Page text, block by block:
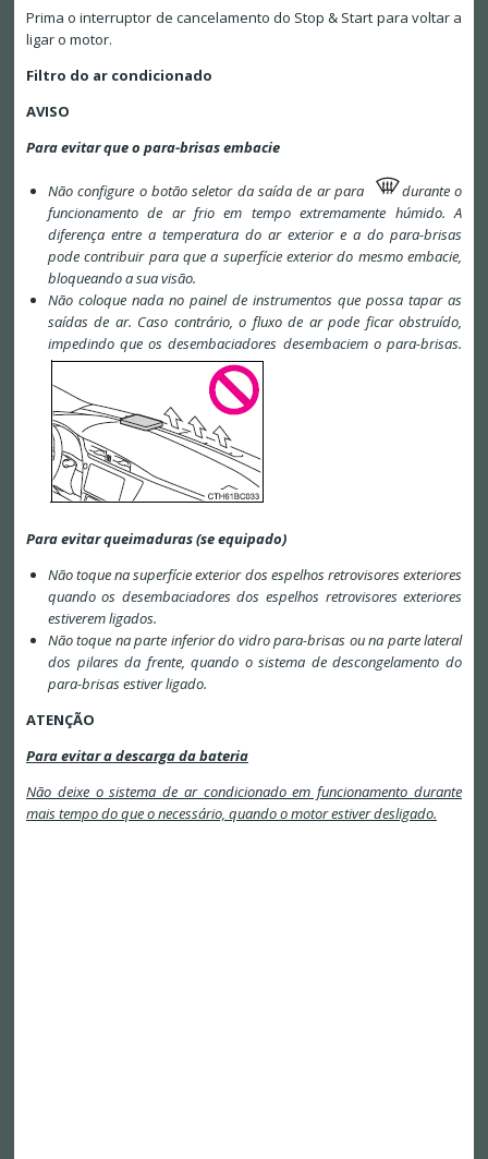
Prima o interruptor de cancelamento do Stop & Start para voltar a
ligar o motor.
Filtro do ar condicionado
AVISO
Para evitar que o para-brisas embacie
Não configure o botão seletor da saída de ar para
durante o
funcionamento de ar frio em tempo extremamente húmido. A
diferença entre a temperatura do ar exterior e a do para-brisas
pode contribuir para que a superfície exterior do mesmo embacie,
bloqueando a sua visão.
Não coloque nada no painel de instrumentos que possa tapar as
saídas de ar. Caso contrário, o fluxo de ar pode ficar obstruído,
impedindo que os desembaciadores desembaciem o para-brisas.
Para evitar queimaduras (se equipado)
Não toque na superfície exterior dos espelhos retrovisores exteriores
quando os desembaciadores dos espelhos retrovisores exteriores
estiverem ligados.
Não toque na parte inferior do vidro para-brisas ou na parte lateral
dos pilares da frente, quando o sistema de descongelamento do
para-brisas estiver ligado.
ATENÇÃO
Para evitar a descarga da bateria
Não deixe o sistema de ar condicionado em funcionamento durante
mais tempo do que o necessário, quando o motor estiver desligado.